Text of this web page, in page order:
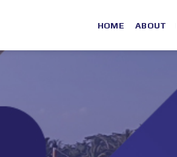
HOME ABOUT